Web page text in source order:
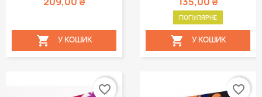
 У КОШИК
ПОПУЛЯРНЕ
 У КОШИК
favorite_border favorite_border